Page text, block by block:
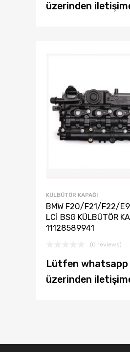
üzerinden
KÜLBÜTÖR KAPAĞI
BMW F20/F21/F22/
LCİ BSG KÜLBÜTÖR
11128589941
(0 reviews)
Lütfen whatsapp
üzerinden